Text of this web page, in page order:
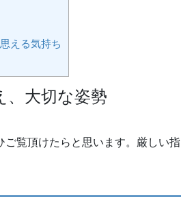
える気持ち
、大切な姿勢
覧頂けたらと思います。厳しい指